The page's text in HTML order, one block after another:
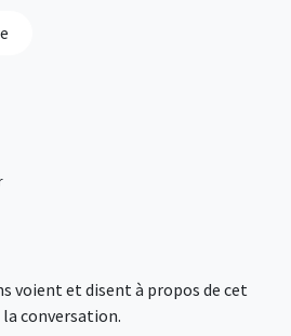
voient et disent à propos de cet
conversation.